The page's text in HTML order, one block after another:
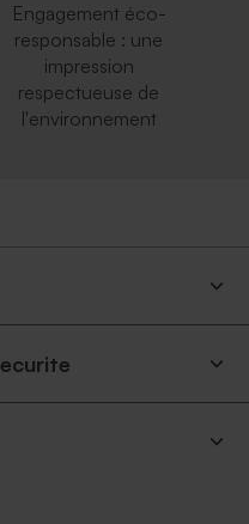
Engagement éco-
responsable : une
impression
respectueuse de
l'environnement